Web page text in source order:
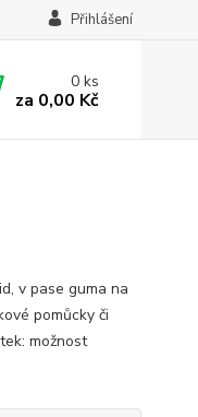
Přihlášení
0ks
za 0,00 Kč
v pase guma na
pomůcky či
možnost